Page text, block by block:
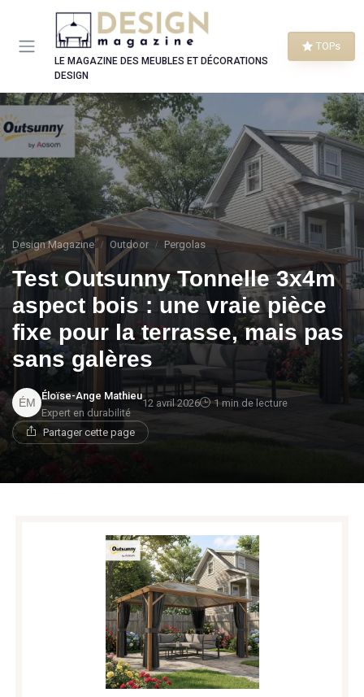
LE MAGAZINE DES MEUBLES ET DÉCORATIONS
DESIGN
TOPs
Design Magazine Outdoor Pergolas
Test Outsunny Tonnelle 3x4m
aspect bois : une vraie pièce
fixe pour la terrasse, mais pas
sans galères
Éloïse-Ange Mathieu
Expert en durabilité
12 avril 2026 1 min de lecture
Partager cette page
Panneau de gestion des cookies